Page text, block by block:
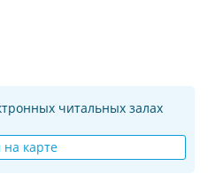
читальных залах
карте